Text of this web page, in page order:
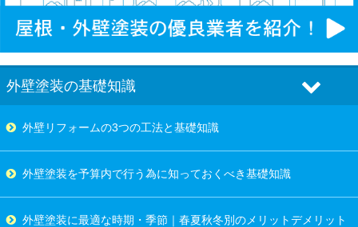
外壁塗装の基礎知識
外壁リフォームの3つの工法と基礎知識
外壁塗装を予算内で行う為に知っておくべき基礎知識
外壁塗装に最適な時期・季節｜春夏秋冬別のメリットデメリット